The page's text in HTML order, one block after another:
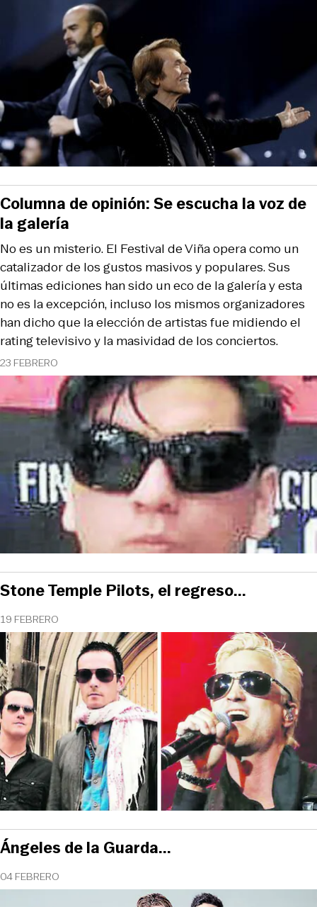
23 FEBRERO
No es un misterio. El Festival de Viña opera como un
catalizador de los gustos masivos y populares. Sus
últimas ediciones han sido un eco de la galería y esta
no es la excepción, incluso los mismos organizadores
han dicho que la elección de artistas fue midiendo el
rating televisivo y la masividad de los conciertos.
Columna de opinión: Se escucha la voz de
la galería
19 FEBRERO
Stone Temple Pilots, el regreso...
04 FEBRERO
Ángeles de la Guarda...